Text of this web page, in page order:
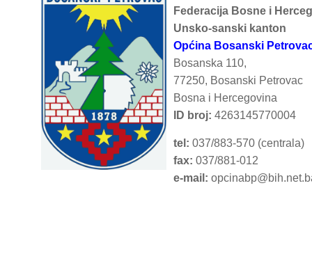
Federacija Bosne i
Unsko-sanski kanton
Općina Bosanski
Bosanska 110,
77250, Bosanski Petrovac
Bosna i Hercegovina
ID broj: 4263145770004
tel: 037/883-570 (centrala)
fax: 037/881-012
e-mail: